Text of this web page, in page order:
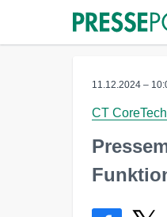
11.12.2024 –
CT